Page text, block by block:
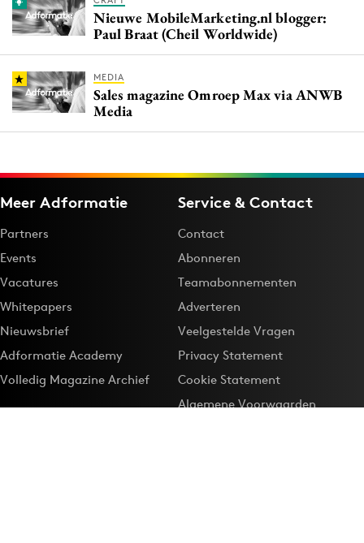
Nieuwe MobileMarketing.nl blogger:
Paul Braat (Cheil Worldwide)
MEDIA
Sales magazine Omroep Max via ANWB
Media
Meer Adformatie
Partners
Events
Vacatures
Whitepapers
Nieuwsbrief
Adformatie Academy
Volledig Magazine Archief
Service & Contact
Contact
Abonneren
Teamabonnementen
Adverteren
Veelgestelde Vragen
Privacy Statement
Cookie Statement
Algemene Voorwaarden